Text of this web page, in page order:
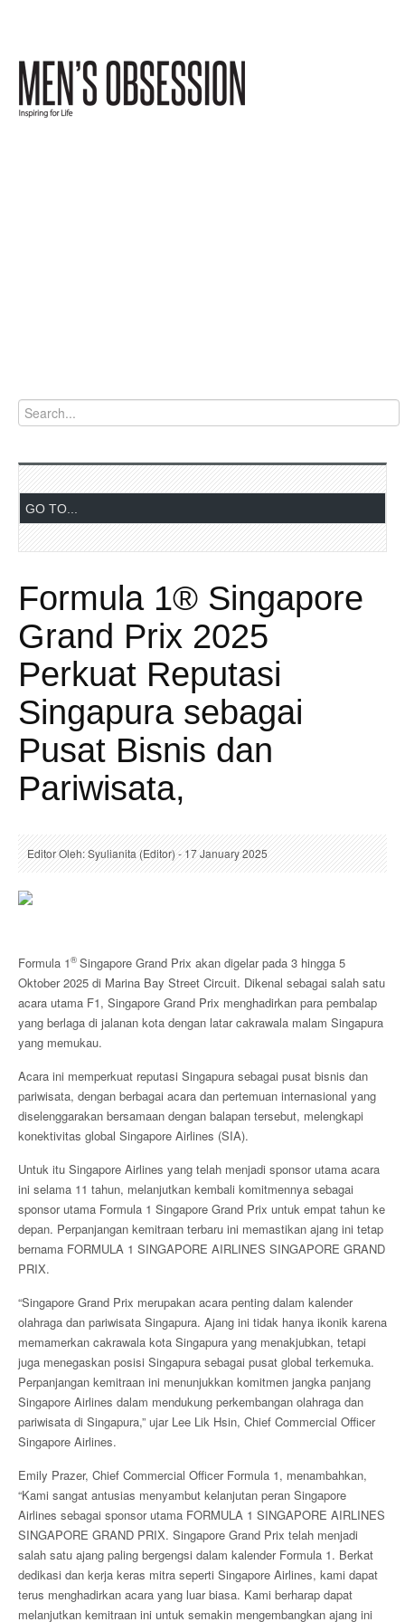
Formula 1® Singapore
Grand Prix 2025
Perkuat Reputasi
Singapura sebagai
Pusat Bisnis dan
Pariwisata,
Editor Oleh: Syulianita (Editor) - 17 January 2025
Formula 1® Singapore Grand Prix akan digelar pada 3 hingga 5
Oktober 2025 di Marina Bay Street Circuit. Dikenal sebagai salah satu
acara utama F1, Singapore Grand Prix menghadirkan para pembalap
yang berlaga di jalanan kota dengan latar cakrawala malam Singapura
yang memukau.
Acara ini memperkuat reputasi Singapura sebagai pusat bisnis dan
pariwisata, dengan berbagai acara dan pertemuan internasional yang
diselenggarakan bersamaan dengan balapan tersebut, melengkapi
konektivitas global Singapore Airlines (SIA).
Untuk itu Singapore Airlines yang telah menjadi sponsor utama acara
ini selama 11 tahun, melanjutkan kembali komitmennya sebagai
sponsor utama Formula 1 Singapore Grand Prix untuk empat tahun ke
depan. Perpanjangan kemitraan terbaru ini memastikan ajang ini tetap
bernama FORMULA 1 SINGAPORE AIRLINES SINGAPORE GRAND
PRIX.
“Singapore Grand Prix merupakan acara penting dalam kalender
olahraga dan pariwisata Singapura. Ajang ini tidak hanya ikonik karena
memamerkan cakrawala kota Singapura yang menakjubkan, tetapi
juga menegaskan posisi Singapura sebagai pusat global terkemuka.
Perpanjangan kemitraan ini menunjukkan komitmen jangka panjang
Singapore Airlines dalam mendukung perkembangan olahraga dan
pariwisata di Singapura,” ujar Lee Lik Hsin, Chief Commercial Officer
Singapore Airlines.
Emily Prazer, Chief Commercial Officer Formula 1, menambahkan,
“Kami sangat antusias menyambut kelanjutan peran Singapore
Airlines sebagai sponsor utama FORMULA 1 SINGAPORE AIRLINES
SINGAPORE GRAND PRIX. Singapore Grand Prix telah menjadi
salah satu ajang paling bergengsi dalam kalender Formula 1. Berkat
dedikasi dan kerja keras mitra seperti Singapore Airlines, kami dapat
terus menghadirkan acara yang luar biasa. Kami berharap dapat
melanjutkan kemitraan ini untuk semakin mengembangkan ajang ini